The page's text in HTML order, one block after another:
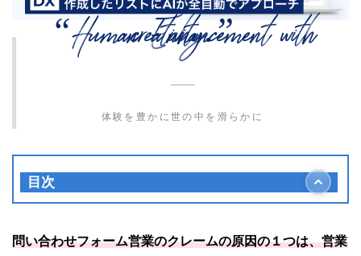
“Human Enhancement with creativity.”
体験を豊かに世の中を滑らかに
目次
問い合わせフォーム営業とは？
問い合わせフォーム営業で発生するクレームの原
問い合わせフォーム営業のクレームの原因の１つは、営業